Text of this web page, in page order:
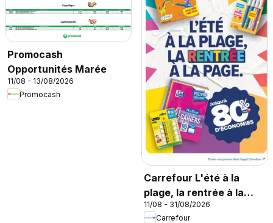
Promocash
Opportunités Marée
11/08 - 13/08/2026
Promocash
Carrefour L'été à la
plage, la rentrée à la
page
11/08 - 31/08/2026
Carrefour